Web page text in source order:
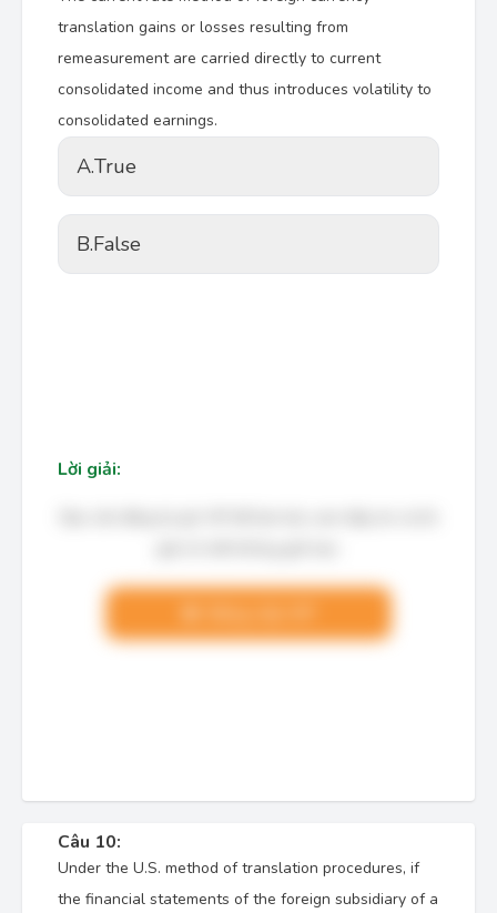
translation gains or losses resulting from
remeasurement are carried directly to current
consolidated income and thus introduces volatility to
consolidated earnings.
A.True
B.False
Lời giải:
Câu 10:
Under the U.S. method of translation procedures, if
the financial statements of the foreign subsidiary of a